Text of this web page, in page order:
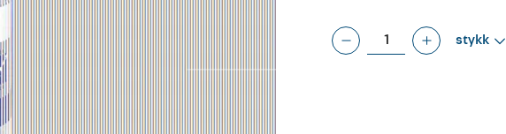
stykk